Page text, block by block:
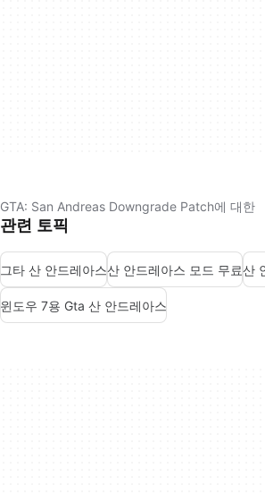
GTA: San Andreas Downgrade Patch에 대한
관련 토픽
그타 산 안드레아스산 안드레아스 모드 무료산
윈도우 7용 Gta 산 안드레아스